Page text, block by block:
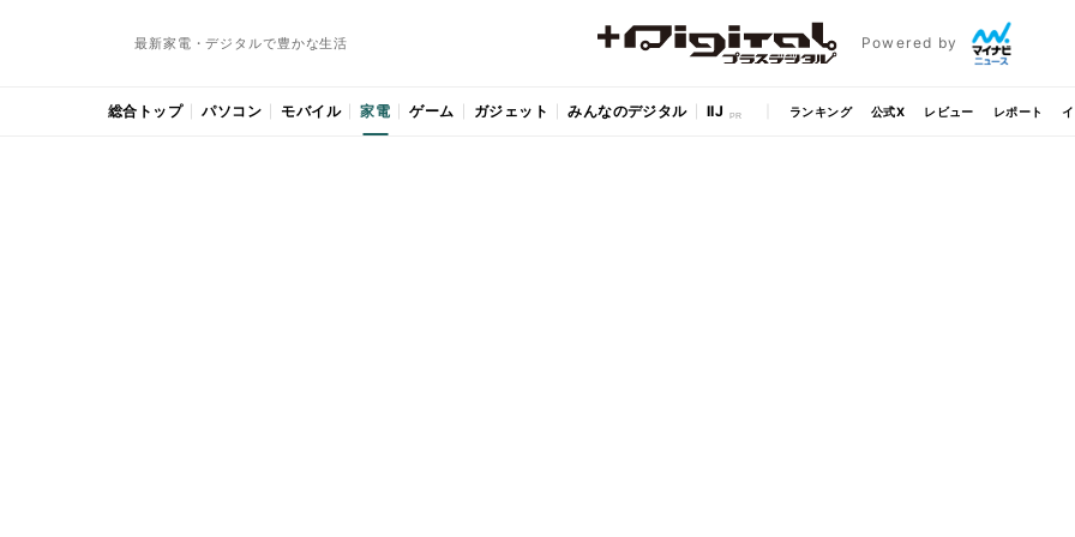
最新家電・デジタルで豊かな生活 Powered by
総合トップ パソコン モバイル 家電 ゲーム ガジェット みんなのデジタル IIJ ランキング 公式X レビュー レポート